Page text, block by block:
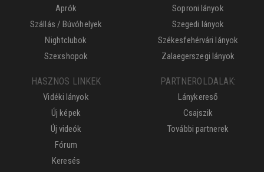
Aprók
Szállás / Búvóhelyek
Nightclubok
Szexshopok
Soproni lányok
Szegedi lányok
Székesfehérvári lányok
Zalaegerszegi lányok
HASZNOS LINKEK
Vidéki lányok
Új képek
Új videók
Fórum
Keresés
PARTNEROLDALAK:
Lánykereső
Csajszik
További partnerek